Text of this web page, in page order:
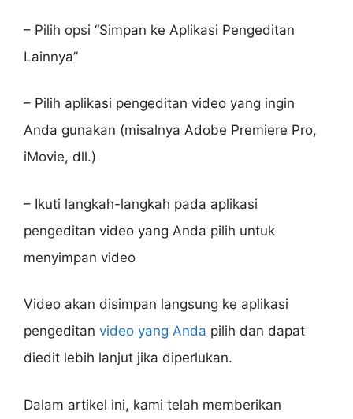
– Pilih opsi “Simpan ke Aplikasi Pengeditan
Lainnya”
– Pilih aplikasi pengeditan video yang ingin
Anda gunakan (misalnya Adobe Premiere Pro,
iMovie, dll.)
– Ikuti langkah-langkah pada aplikasi
pengeditan video yang Anda pilih untuk
menyimpan video
Video akan disimpan langsung ke aplikasi
pengeditan video yang Anda pilih dan dapat
diedit lebih lanjut jika diperlukan.
Dalam artikel ini, kami telah memberikan